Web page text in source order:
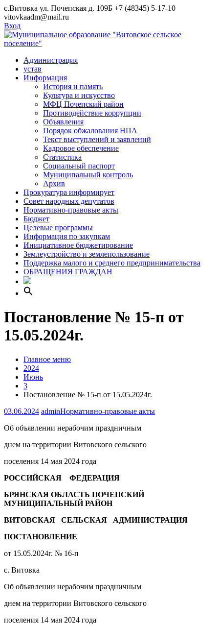
Skip
to
content
с.Витовка ул. Почепская д. 109Б +7 (48345) 5-17-10
vitovkaadm@mail.ru
Вход
Администрация
устав
Информация
История и память
Культура и искусство
МФЦ Почепский район
Противодействие коррупции
Объявления
Порядок обжалования НПА
Текст выступлений и заявлений
Кадровое обеспечение
Статистика
Социальный паспорт
Муниципальный контроль
Архив
Прокуратура информирует
Совет народных депутатов
Нормативно-правовые акты
Бюджет
Целевые программы
Информация по закупкам
Инициативное бюджетирование
Землеустройство и землепользование
Поддержка малого и среднего предпринимательства
ОБРАЩЕНИЯ ГРАЖДАН
Постановление № 15-п от
15.05.2024г.
Главное меню
2024
Июнь
3
Постановление № 15-п от 15.05.2024г.
03.06.2024 adminНормативно-правовые акты
Об объявлении нерабочим праздничным
днем на территории Витовского сельского
поселения 14 мая 2024 года
РОССИЙСКАЯ ФЕДЕРАЦИЯ
БРЯНСКАЯ ОБЛАСТЬ ПОЧЕПСКИЙ
МУНИЦИПАЛЬНЫЙ РАЙОН
ВИТОВСКАЯ СЕЛЬСКАЯ АДМИНИСТРАЦИЯ
ПОСТАНОВЛЕНИЕ
от 15.05.2024г. № 16-п
с. Витовка
Об объявлении нерабочим праздничным
днем на территории Витовского сельского
поселения 14 мая 2024 года